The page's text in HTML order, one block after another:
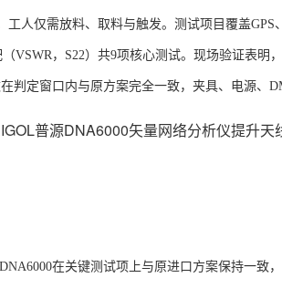
工人仅需放料、取料与触发。测试项目覆盖GPS
VSWR，S22）共9项核心测试。现场验证表明
判定窗口内与原方案完全一致，夹具、电源、
在关键测试项上与原进口方案保持一致